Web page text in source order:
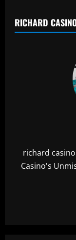
RICHARD
richard
Casino's